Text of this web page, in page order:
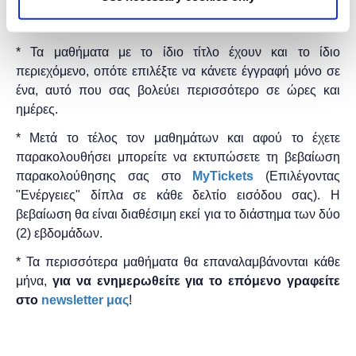
* Τα μαθήματα γίνονται μόνο με online παρουσία μέσω
τουMicrosoft Teams.
* Τα μαθήματα με το ίδιο τίτλο έχουν και το ίδιο
περιεχόμενο, οπότε επιλέξτε να κάνετε έγγραφή μόνο σε
ένα, αυτό που σας βολεύει περισσότερο σε ώρες και
ημέρες.
* Μετά το τέλος τον μαθημάτων και αφού το έχετε
παρακολουθήσει μπορείτε να εκτυπώσετε τη βεβαίωση
παρακολούθησης ​σας στο
MyTickets (Επιλέγοντας
"Ενέργειες" δίπλα σε κάθε δελτίο εισόδου σας). Η
βεβαίωση θα είναι διαθέσιμη εκεί για το διάστημα των δύο
(2) εβδομάδων.
* Τα περισσότερα μαθήματα θα επαναλαμβάνονται κάθε
μήνα, για να ενημερωθείτε για το επόμενο γραφείτε
στο newsletter μας!